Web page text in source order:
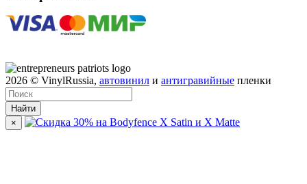
2026 © VinylRussia, автовинил и антигравийные пленки
Найти
×